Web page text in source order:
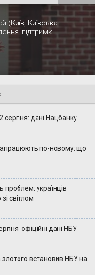
(Київ, Київська
підтримк...
серпня: дані Нацбанку
по-новому: що
українців
світлом
офіційні дані НБУ
злотого встановив НБУ на